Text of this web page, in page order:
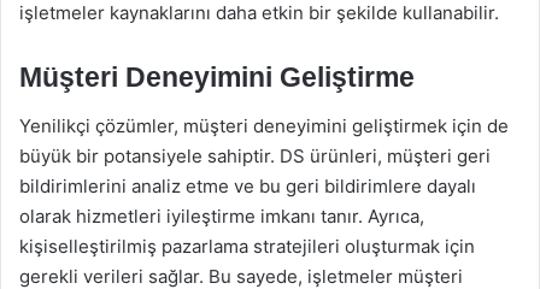
işletmeler kaynaklarını daha etkin bir şekilde kullanabilir.
Müşteri Deneyimini Geliştirme
Yenilikçi çözümler, müşteri deneyimini geliştirmek için de
büyük bir potansiyele sahiptir. DS ürünleri, müşteri geri
bildirimlerini analiz etme ve bu geri bildirimlere dayalı
olarak hizmetleri iyileştirme imkanı tanır. Ayrıca,
kişiselleştirilmiş pazarlama stratejileri oluşturmak için
gerekli verileri sağlar. Bu sayede, işletmeler müşteri